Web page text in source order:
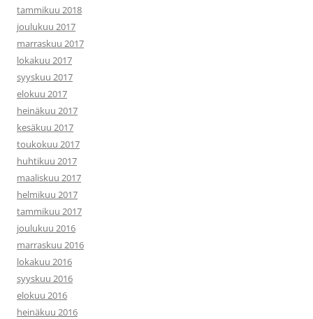
tammikuu 2018
joulukuu 2017
marraskuu 2017
lokakuu 2017
syyskuu 2017
elokuu 2017
heinäkuu 2017
kesäkuu 2017
toukokuu 2017
huhtikuu 2017
maaliskuu 2017
helmikuu 2017
tammikuu 2017
joulukuu 2016
marraskuu 2016
lokakuu 2016
syyskuu 2016
elokuu 2016
heinäkuu 2016